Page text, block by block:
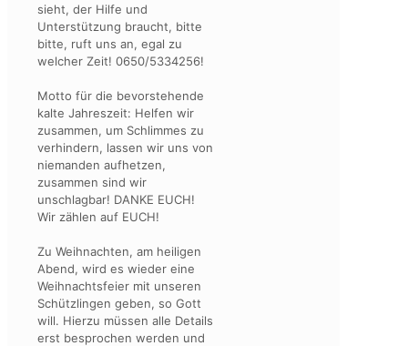
sieht, der Hilfe und
Unterstützung braucht, bitte
bitte, ruft uns an, egal zu
welcher Zeit! 0650/5334256!
Motto für die bevorstehende
kalte Jahreszeit: Helfen wir
zusammen, um Schlimmes zu
verhindern, lassen wir uns von
niemanden aufhetzen,
zusammen sind wir
unschlagbar! DANKE EUCH!
Wir zählen auf EUCH!
Zu Weihnachten, am heiligen
Abend, wird es wieder eine
Weihnachtsfeier mit unseren
Schützlingen geben, so Gott
will. Hierzu müssen alle Details
erst besprochen werden und